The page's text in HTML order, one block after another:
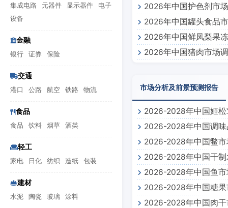
集成电路 元器件 显示器件
电子
设备
金融
银行 证券 保险
交通
港口 公路 航空 铁路 物流
食品
食品 饮料 烟草 酒类
轻工
家电 日化 纺织 造纸 包装
建材
水泥 陶瓷 玻璃 涂料
2026年中国护色剂市
2026年中国罐头食品
2026年中国鲜凤梨果
2026年中国猪肉市场
市场分析及前景预测报告
2026-2028年中国姬
2026-2028年中国调
2026-2028年中国鳖
2026-2028年中国干
2026-2028年中国鱼
2026-2028年中国糖
2026-2028年中国肉